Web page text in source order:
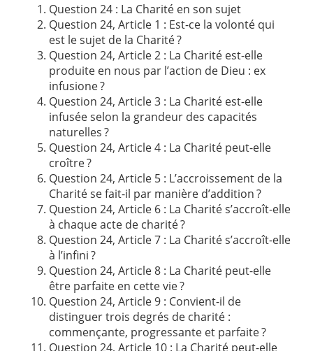
Question 24 : La Charité en son sujet
Question 24, Article 1 : Est-ce la volonté qui
est le sujet de la Charité ?
Question 24, Article 2 : La Charité est-elle
produite en nous par l’action de Dieu : ex
infusione ?
Question 24, Article 3 : La Charité est-elle
infusée selon la grandeur des capacités
naturelles ?
Question 24, Article 4 : La Charité peut-elle
croître ?
Question 24, Article 5 : L’accroissement de la
Charité se fait-il par manière d’addition ?
Question 24, Article 6 : La Charité s’accroît-elle
à chaque acte de charité ?
Question 24, Article 7 : La Charité s’accroît-elle
à l’infini ?
Question 24, Article 8 : La Charité peut-elle
être parfaite en cette vie ?
Question 24, Article 9 : Convient-il de
distinguer trois degrés de charité :
commençante, progressante et parfaite ?
Question 24, Article 10 : La Charité peut-elle